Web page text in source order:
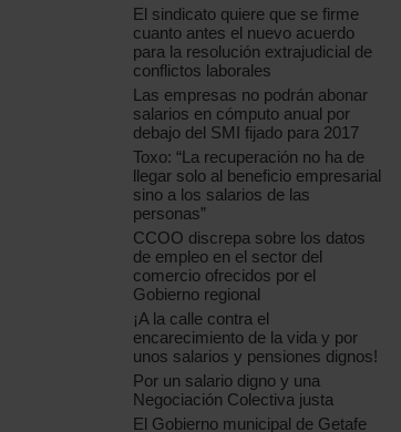
El sindicato quiere que se firme
cuanto antes el nuevo acuerdo
para la resolución extrajudicial de
conflictos laborales
Las empresas no podrán abonar
salarios en cómputo anual por
debajo del SMI fijado para 2017
Toxo: “La recuperación no ha de
llegar solo al beneficio empresarial
sino a los salarios de las
personas”
CCOO discrepa sobre los datos
de empleo en el sector del
comercio ofrecidos por el
Gobierno regional
¡A la calle contra el
encarecimiento de la vida y por
unos salarios y pensiones dignos!
Por un salario digno y una
Negociación Colectiva justa
El Gobierno municipal de Getafe